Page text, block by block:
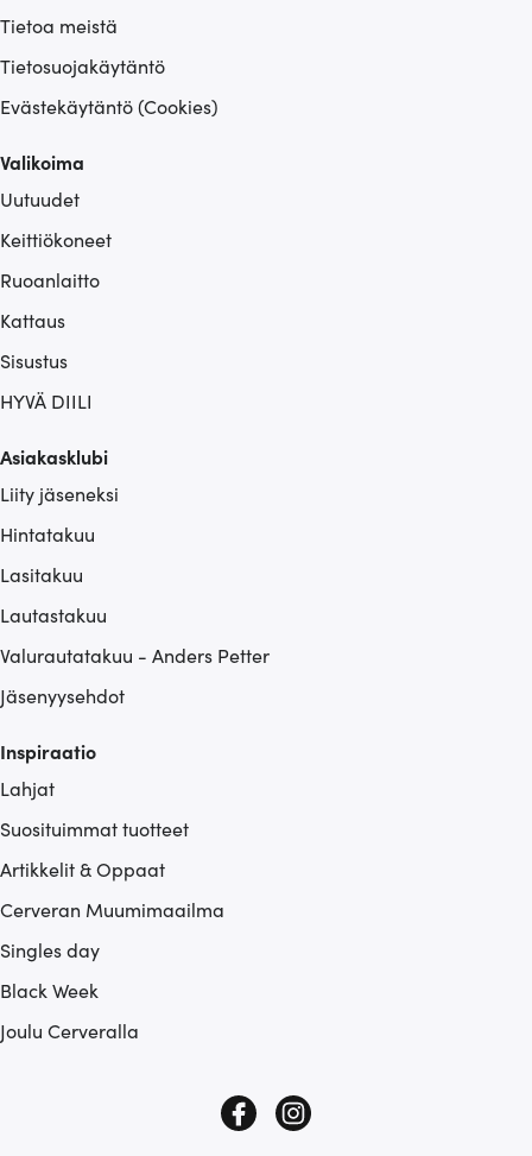
Tietoa meistä
Tietosuojakäytäntö
Evästekäytäntö (Cookies)
Valikoima
Uutuudet
Keittiökoneet
Ruoanlaitto
Kattaus
Sisustus
HYVÄ DIILI
Asiakasklubi
Liity jäseneksi
Hintatakuu
Lasitakuu
Lautastakuu
Valurautatakuu - Anders Petter
Jäsenyysehdot
Inspiraatio
Lahjat
Suosituimmat tuotteet
Artikkelit & Oppaat
Cerveran Muumimaailma
Singles day
Black Week
Joulu Cerveralla